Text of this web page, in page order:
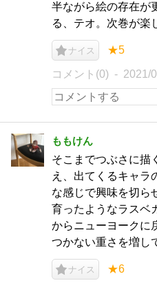
半ながら絵の存在が
る、テオ。次巻が楽
ナイス ★5
コメント(0) 2021/
ももけん
そこまでつぶさに描
え、出てくるキャラ
な感じで興味を切ら
育ったようなラスベ
からニューヨークに
つかない重さを増し
ナイス ★6